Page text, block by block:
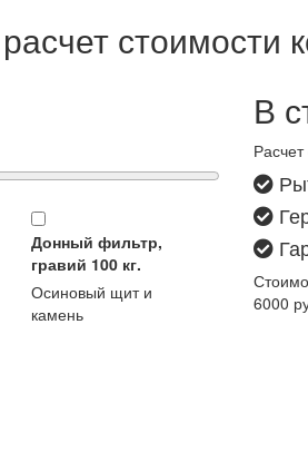
стоимости
Донный фильтр,
гравий 100 кг.
Осиновый щит и
камень
В
6000